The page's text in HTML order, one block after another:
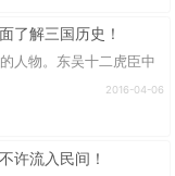
了解三国历史！
人物。东吴十二虎臣中
2016-04-06
许流入民间！